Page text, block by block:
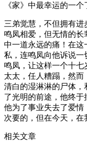
《家》中最幸运的一个
三弟觉慧，不但拥有
鸣凤相爱，但无情的
中一道永远的痛！在这
私，连鸣凤向他诉说
鸣凤，让这样一个十
太太，任人糟蹋，然
清白的湿淋淋的尸体
了光明的前途，他终于
他为了事业失去了爱
次要的，但在今天，在
相关文章